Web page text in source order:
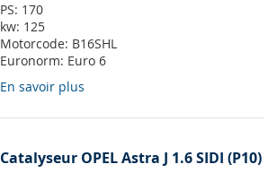
PS: 170
kw: 125
Motorcode: B16SHL
Euronorm: Euro 6
En savoir plus
Catalyseur OPEL Astra J 1.6 SIDI (P10)